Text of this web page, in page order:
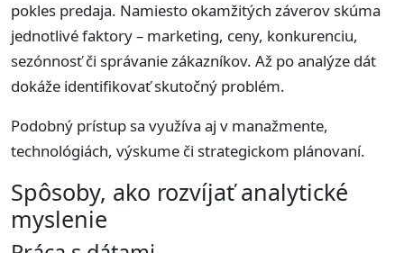
pokles predaja. Namiesto okamžitých záverov skúma
jednotlivé faktory – marketing, ceny, konkurenciu,
sezónnosť či správanie zákazníkov. Až po analýze dát
dokáže identifikovať skutočný problém.
Podobný prístup sa využíva aj v manažmente,
technológiách, výskume či strategickom plánovaní.
Spôsoby, ako rozvíjať analytické
myslenie